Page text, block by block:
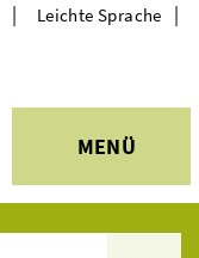
MENÜ
| Leichte Sprache |